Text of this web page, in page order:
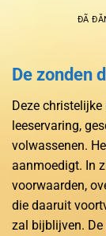
ĐÃ
De zonden
Deze
leeservaring,
volwassenen.
aanmoedigt. In
voorwaarden,
die daaruit
zal bijblijven.